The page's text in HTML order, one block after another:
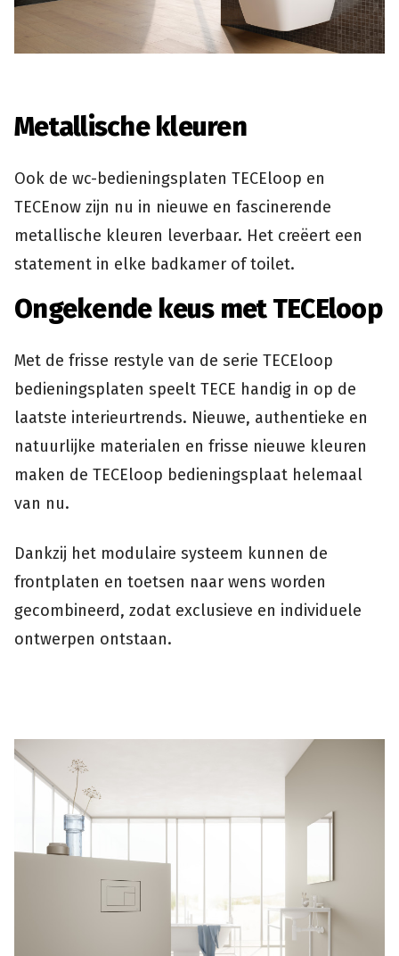
Metallische kleuren
Ook de wc-bedieningsplaten TECEloop en
TECEnow zijn nu in nieuwe en fascinerende
metallische kleuren leverbaar. Het creëert een
statement in elke badkamer of toilet.
Ongekende keus met TECEloop
Met de frisse restyle van de serie TECEloop
bedieningsplaten speelt TECE handig in op de
laatste interieurtrends. Nieuwe, authentieke en
natuurlijke materialen en frisse nieuwe kleuren
maken de TECEloop bedieningsplaat helemaal
van nu.
Dankzij het modulaire systeem kunnen de
frontplaten en toetsen naar wens worden
gecombineerd, zodat exclusieve en individuele
ontwerpen ontstaan.